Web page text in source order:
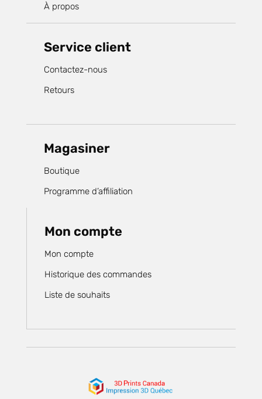
À propos
Service client
Contactez-nous
Retours
Magasiner
Boutique
Programme d’affiliation
Mon compte
Mon compte
Historique des commandes
Liste de souhaits